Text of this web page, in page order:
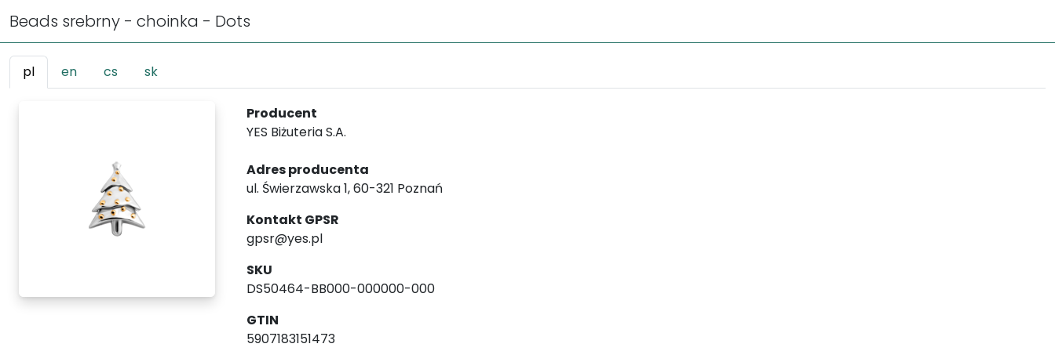
Beads srebrny - choinka - Dots
pl en cs sk
Producent
YES Biżuteria S.A.
Adres producenta
ul. Świerzawska 1, 60-321 Poznań
Kontakt GPSR
gpsr@yes.pl
SKU
DS50464-BB000-000000-000
GTIN
5907183151473